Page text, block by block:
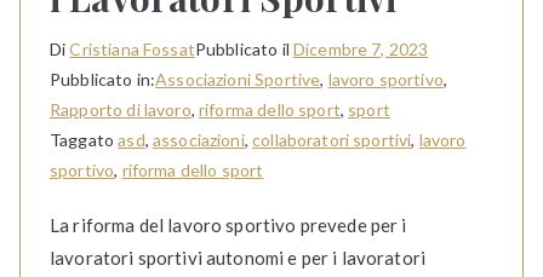
DiCristiana FossatPubblicato il Dicembre 7, 2023
Pubblicato in:Associazioni Sportive, lavoro sportivo,
Rapporto di lavoro,riforma dello sport, sport
Taggatoasd, associazioni,collaboratori sportivi, lavoro
sportivo, riforma dello sport
La riforma del lavoro sportivo prevede per i
lavoratori sportivi autonomi e per i lavoratori